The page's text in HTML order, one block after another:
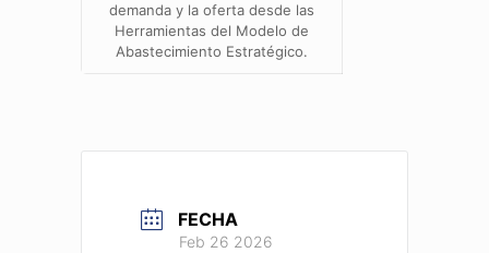
demanda y la oferta desde las
Herramientas del Modelo de
Abastecimiento Estratégico.
FECHA
Feb 26 2026